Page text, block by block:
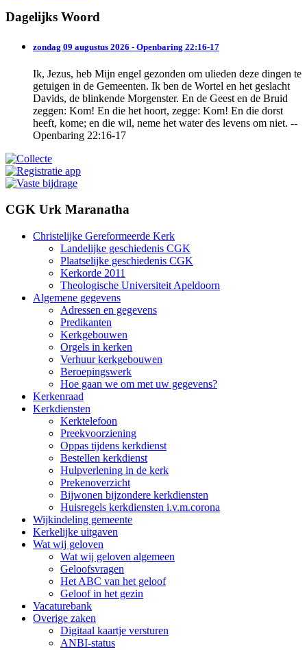
Dagelijks Woord
zondag 09 augustus 2026 - Openbaring 22:16-17
Ik, Jezus, heb Mijn engel gezonden om ulieden deze dingen te
getuigen in de Gemeenten. Ik ben de Wortel en het geslacht
Davids, de blinkende Morgenster. En de Geest en de Bruid
zeggen: Kom! En die het hoort, zegge: Kom! En die dorst
heeft, kome; en die wil, neme het water des levens om niet. --
Openbaring 22:16-17
CGK Urk Maranatha
Christelijke Gereformeerde Kerk
Landelijke geschiedenis CGK
Plaatselijke geschiedenis CGK
Kerkorde 2011
Theologische Universiteit Apeldoorn
Algemene gegevens
Adressen en gegevens
Predikanten
Kerkgebouwen
Orgels in kerken
Verhuur kerkgebouwen
Beroepingswerk
Hoe gaan we om met uw gegevens?
Kerkenraad
Kerkdiensten
Kerktelefoon
Preekvoorziening
Oppas tijdens kerkdienst
Bestellen kerkdienst
Hulpverlening in de kerk
Prekenoverzicht
Bijwonen bijzondere kerkdiensten
Huisregels kerkdiensten i.v.m.corona
Wijkindeling gemeente
Kerkelijke uitgaven
Wat wij geloven
Wat wij geloven algemeen
Geloofsvragen
Het ABC van het geloof
Geloof in het gezin
Vacaturebank
Overige zaken
Digitaal kaartje versturen
ANBI-status